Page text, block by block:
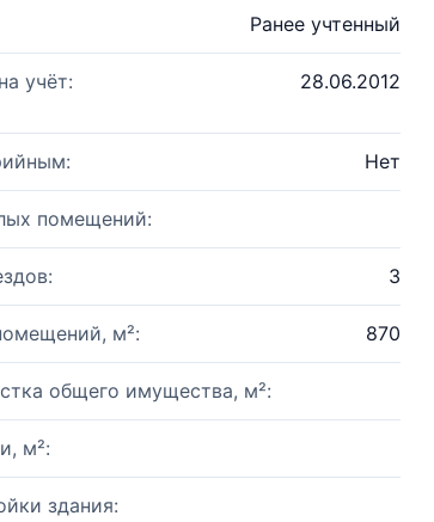
Ранее учтенный
учёт: 28.06.2012
Нет
помещений:
3
м²: 870
общего имущества, м²:
м²:
здания: